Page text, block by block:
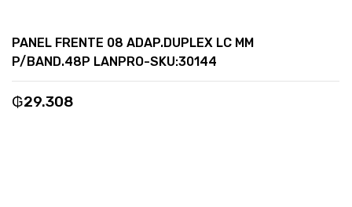
PANEL FRENTE 08 ADAP.DUPLEX LC MM
P/BAND.48P LANPRO-SKU:30144
₲29.308